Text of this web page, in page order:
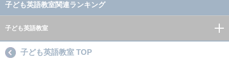
子ども英語教室関連ランキング
子ども英語教室
子ども英語教室 TOP